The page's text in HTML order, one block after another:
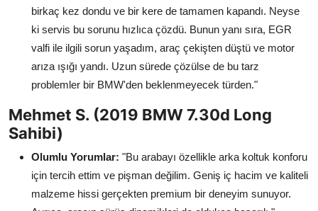
birkaç kez dondu ve bir kere de tamamen kapandı. Neyse
ki servis bu sorunu hızlıca çözdü. Bunun yanı sıra, EGR
valfi ile ilgili sorun yaşadım, araç çekişten düştü ve motor
arıza ışığı yandı. Uzun sürede çözülse de bu tarz
problemler bir BMW'den beklenmeyecek türden."
Mehmet S. (2019 BMW 7.30d Long
Sahibi)
Olumlu Yorumlar: "Bu arabayı özellikle arka koltuk konforu
için tercih ettim ve pişman değilim. Geniş iç hacim ve kaliteli
malzeme hissi gerçekten premium bir deneyim sunuyor.